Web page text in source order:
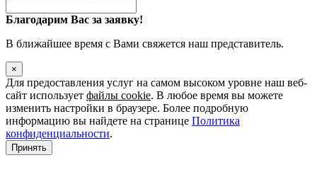
Благодарим Вас за заявку!
В ближайшее время с Вами свяжется наш представитель.
×
Для предоставления услуг на самом высоком уровне наш веб-
сайт использует файлы cookie. В любое время вы можете
изменить настройки в браузере. Более подробную
информацию вы найдете на странице Политика
конфиденциальности.
Принять